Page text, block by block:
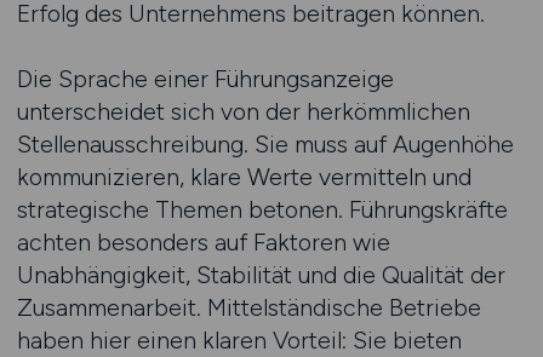
Erfolg des Unternehmens beitragen können.
Die Sprache einer Führungsanzeige
unterscheidet sich von der herkömmlichen
Stellenausschreibung. Sie muss auf Augenhöhe
kommunizieren, klare Werte vermitteln und
strategische Themen betonen. Führungskräfte
achten besonders auf Faktoren wie
Unabhängigkeit, Stabilität und die Qualität der
Zusammenarbeit. Mittelständische Betriebe
haben hier einen klaren Vorteil: Sie bieten